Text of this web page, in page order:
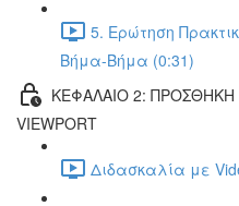
5. Ερώτηση
Βήμα-Βήμα (0:31)
ΚΕΦΑΛΑΙΟ 2:
VIEWPORT
Διδασκαλία με